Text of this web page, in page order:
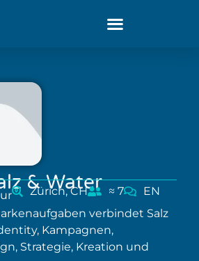
& Water
Zürich, CH ≈ 7
EN
verbindet Salz
Kampagnen,
Strategie, Kreation und